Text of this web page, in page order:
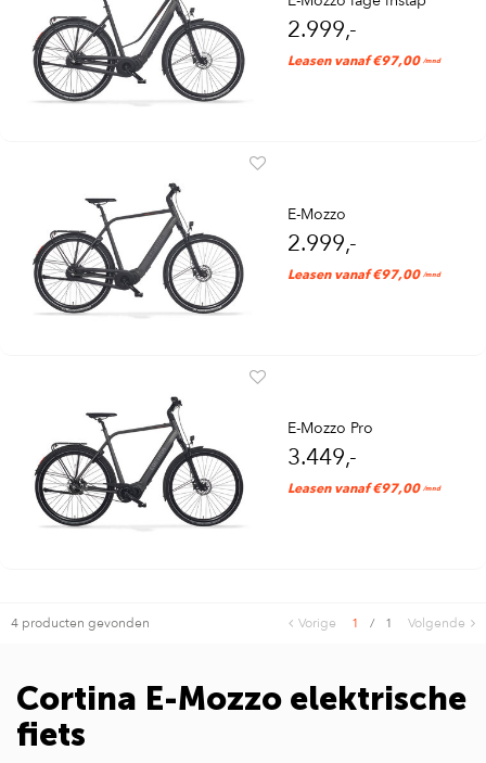
2.999,-
Leasen vanaf €97,00 /mnd
E-Mozzo
2.999,-
Leasen vanaf €97,00 /mnd
E-Mozzo Pro
3.449,-
Leasen vanaf €97,00 /mnd
4 producten gevonden Vorige 1 / 1 Volgende
Cortina E-Mozzo elektrische
fiets